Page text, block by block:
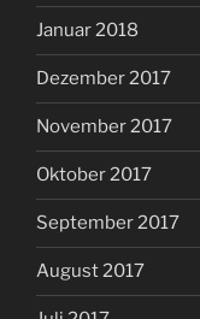
Januar 2018
Dezember 2017
November 2017
Oktober 2017
September 2017
August 2017